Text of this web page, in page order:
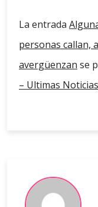
La entrada
personas callan,
avergüenzan se
– Ultimas Noticias